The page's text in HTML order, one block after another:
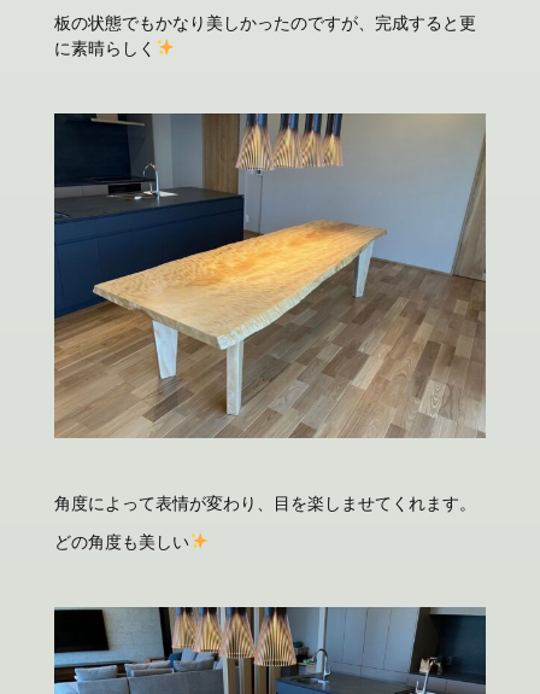
板の状態でもかなり美しかったのですが、完成すると更
に素晴らしく
角度によって表情が変わり、目を楽しませてくれます。
どの角度も美しい